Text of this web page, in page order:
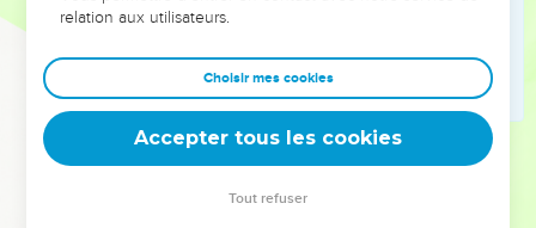
vieux.
Personne non plus ne met le vin nouveau dans de vieux
vaisseaux ; autrement le vin nouveau romprait les vaisseaux,
et se répandrait, et les vaisseaux seraient perdus.
Mais le vin nouveau se met dans des vaisseaux neufs, et
relation aux utilisateurs.
Choisir mes cookies
Accepter tous les cookies
Tout refuser